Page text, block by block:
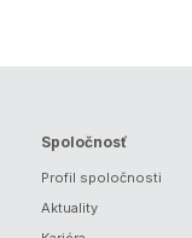
Spoločnosť
Profil spoločnosti
Aktuality